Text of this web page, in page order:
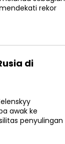
rekor
di
awak ke
penyulingan